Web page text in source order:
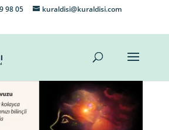
98 05 kuraldisi@kuraldisi.com